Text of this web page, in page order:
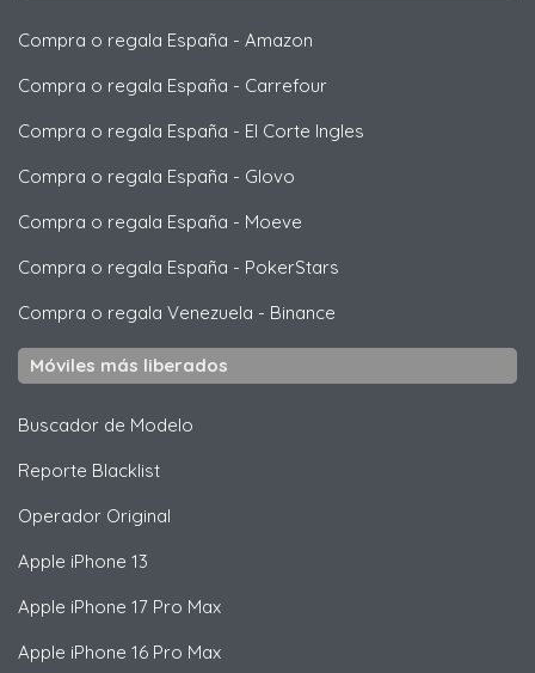
Compra o regala España - Amazon
Compra o regala España - Carrefour
Compra o regala España - El Corte Ingles
Compra o regala España - Glovo
Compra o regala España - Moeve
Compra o regala España - PokerStars
Compra o regala Venezuela - Binance
Móviles más liberados
Buscador de Modelo
Reporte Blacklist
Operador Original
Apple iPhone 13
Apple iPhone 17 Pro Max
Apple iPhone 16 Pro Max